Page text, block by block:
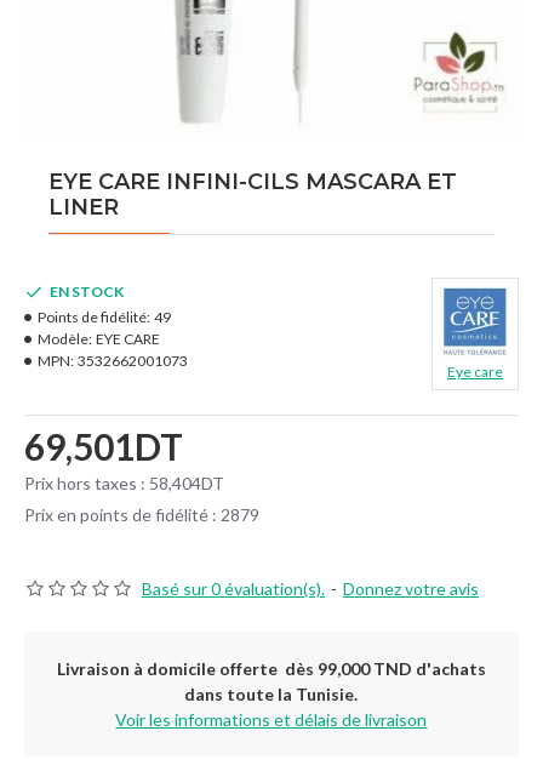
EYE CARE INFINI-CILS MASCARA ET
LINER
Basé sur 0 évaluation(s). - Donnez votre avis
69,501DT
Prix hors taxes : 58,404DT
Prix en points de fidélité : 2879
EN STOCK
Points de fidélité: 49
Modèle: EYE CARE
MPN: 3532662001073
Eye care
Livraison à domicile offerte dès 99,000 TND d'achats
dans toute la Tunisie.
Voir les informations et délais de livraison